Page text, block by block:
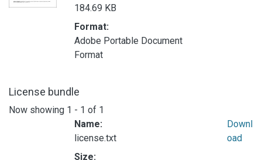
184.69 KB
Format:
Adobe Portable Document
Format
License bundle
Now showing 1 - 1 of 1
Name:
license.txt
Size:
Downl
oad